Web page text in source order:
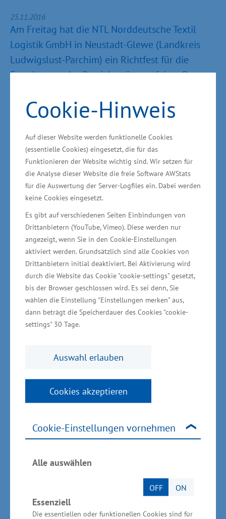
Cookie-Hinweis
Auf dieser Website werden funktionelle Cookies
(essentielle Cookies) eingesetzt, die für das
Funktionieren der Website wichtig sind. Wir setzen für
die Analyse dieser Website die freie Software AWStats
für die Auswertung der Server-Logfiles ein. Dabei werden
keine Cookies eingesetzt.
Es gibt auf verschiedenen Seiten Einbindungen von
Drittanbietern (YouTube, Vimeo). Diese werden nur
angezeigt, wenn Sie in den Cookie-Einstellungen
aktiviert werden. Grundsätzlich sind alle Cookies von
Drittanbietern initial deaktiviert. Bei Aktivierung wird
durch die Website das Cookie "cookie-settings" gesetzt,
bis der Browser geschlossen wird. Es sei denn, Sie
wählen die Einstellung "Einstellungen merken" aus,
dann beträgt die Speicherdauer des Cookies "cookie-
settings" 30 Tage.
Auswahl erlauben
Cookies akzeptieren
Cookie-Einstellungen vornehmen
Alle auswählen
OFF ON
Essenziell
Die essentiellen oder funktionellen Cookies sind für
25.11.2016
Am Freitag hat die NTL Norddeutsche Textil
Logistik GmbH in Neustadt-Glewe (Landkreis
Ludwigslust-Parchim) ein Richtfest für die
Erweiterung der Betriebsstätte gefeiert. Das
Dienstleistungen in der Textillogistik an, unter
anderem Qualitätskontrolle, Kommissionierung,
Transportorganisation, Aufbereitung und
Zollabfertigung. „Die NTL Norddeutsche Textil
Logistik GmbH hat den Unternehmenskurs auf
Wachstum gestellt - mit der Erweiterung wird
die Paletten-Stellfläche verdoppelt. Zusätzlich
entstehen vier neue Arbeitsplätze und mehr als
40 Jobs werden gesichert. Das ist eine
erfolgreiche Unternehmensentwicklung“, sagte
der Minister für Wirtschaft, Arbeit und
Gesundheit Harry Glawe vor Ort.
Schnelligkeit ist entscheidender
erworbenen Grundstück eine Halle mit einer
Grundfläche von 1.700 Quadratmetern, in der
bereits bestehende Halle wird ein
Paletten-Stellplätzen. Zusätzlich investiert das
Unternehmen in Regale und Technik. „Ein
entscheidender Wettbewerbsfaktor in der
Logistikbranche ist die Schnelligkeit. Die NTL